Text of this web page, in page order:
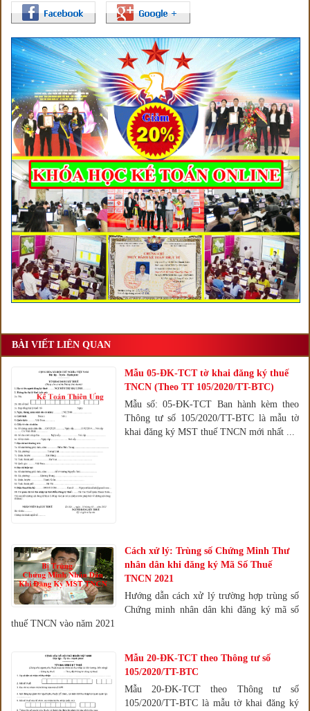
BÀI VIẾT LIÊN QUAN
Mẫu 05-ĐK-TCT tờ khai đăng ký thuế
TNCN (Theo TT 105/2020/TT-BTC)
Mẫu số: 05-ĐK-TCT Ban hành kèm theo
Thông tư số 105/2020/TT-BTC là mẫu tờ
khai đăng ký MST thuế TNCN mới nhất ...
Cách xử lý: Trùng số Chứng Minh Thư
nhân dân khi đăng ký Mã Số Thuế
TNCN 2021
Hướng dẫn cách xử lý trường hợp trùng số
Chứng minh nhân dân khi đăng ký mã số
thuế TNCN vào năm 2021
Mẫu 20-ĐK-TCT theo Thông tư số
105/2020/TT-BTC
Mẫu 20-ĐK-TCT theo Thông tư số
105/2020/TT-BTC là mẫu tờ khai đăng ký